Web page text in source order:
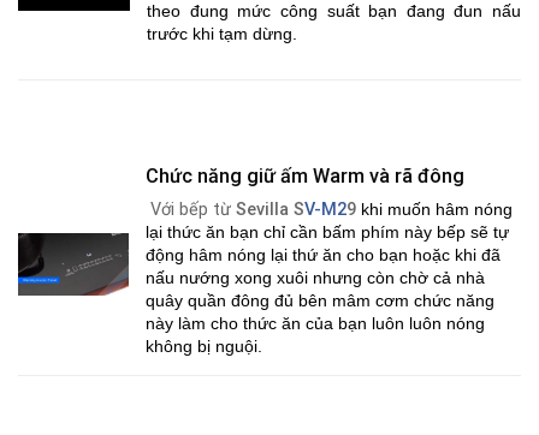
theo đung mức công suất bạn đang đun nấu
trước khi tạm dừng.
Chức năng giữ ấm Warm và rã đông
Với bếp từSevilla SV-M29 khi muốn hâm nóng
lại thức ăn bạn chỉ cần bấm phím này bếp sẽ tự
động hâm nóng lại thứ ăn cho bạn hoặc khi đã
nấu nướng xong xuôi nhưng còn chờ cả nhà
quây quần đông đủ bên mâm cơm chức năng
này làm cho thức ăn của bạn luôn luôn nóng
không bị nguội.